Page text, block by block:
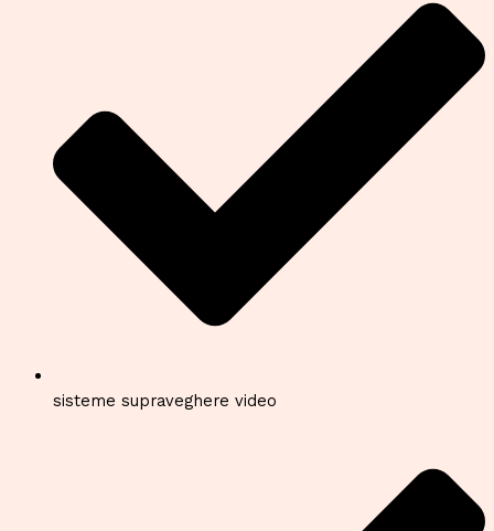
sisteme supraveghere video